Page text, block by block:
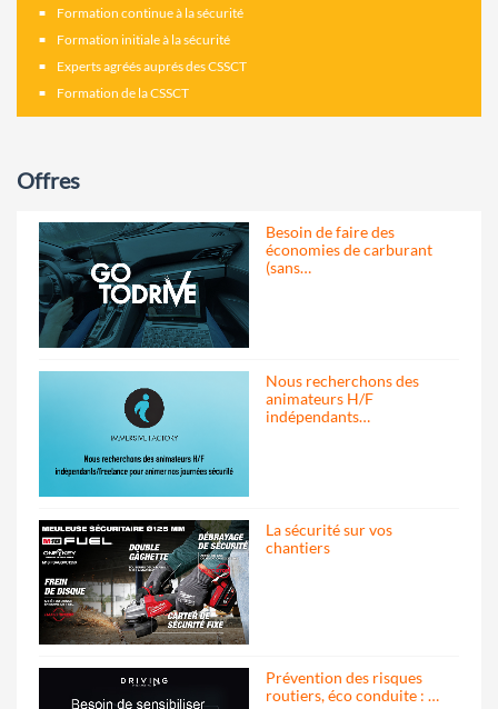
Formation continue à la sécurité
Formation initiale à la sécurité
Experts agréés auprés des CSSCT
Formation de la CSSCT
Offres
Besoin de faire des
économies de carburant
(sans…
Nous recherchons des
animateurs H/F
indépendants…
La sécurité sur vos
chantiers
Prévention des risques
routiers, éco conduite : …